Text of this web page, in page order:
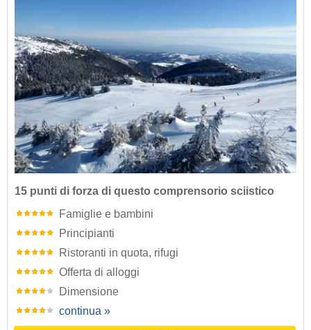
15 punti di forza di questo comprensorio sciistico
Famiglie e bambini
Principianti
Ristoranti in quota, rifugi
Offerta di alloggi
Dimensione
continua »